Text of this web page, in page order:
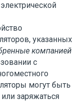
указанных
компанией
с
могут быть
заряжаться